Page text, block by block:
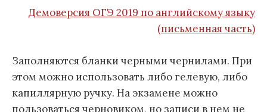
Демоверсия ОГЭ 2019 по английскому языку
(письменная часть)
Заполняются бланки черными чернилами. При
этом можно использовать либо гелевую, либо
капиллярную ручку. На экзамене можно
пользоваться черновиком, но записи в нем не